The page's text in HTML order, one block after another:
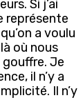
Si j’ai
représente
a voulu
où nous
Je
il n’y a
Il n’y